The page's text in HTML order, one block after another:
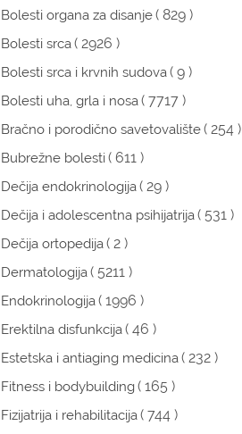
Bolesti organa za disanje( 829 )
Bolesti srca( 2926 )
Bolesti srca i krvnih sudova( 9 )
Bolesti uha, grla i nosa( 7717 )
Bračno i porodično savetovalište( 254 )
Bubrežne bolesti( 611 )
Dečija endokrinologija( 29 )
Dečija i adolescentna psihijatrija( 531 )
Dečija ortopedija( 2 )
Dermatologija( 5211 )
Endokrinologija( 1996 )
Erektilna disfunkcija( 46 )
Estetska i antiaging medicina( 232 )
Fitness i bodybuilding( 165 )
Fizijatrija i rehabilitacija( 744 )